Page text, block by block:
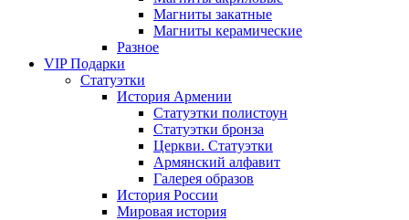
Магниты закатные
Магниты керамические
Разное
VIP Подарки
Статуэтки
История Армении
Статуэтки полистоун
Статуэтки бронза
Церкви. Статуэтки
Армянский алфавит
Галерея образов
История России
Мировая история